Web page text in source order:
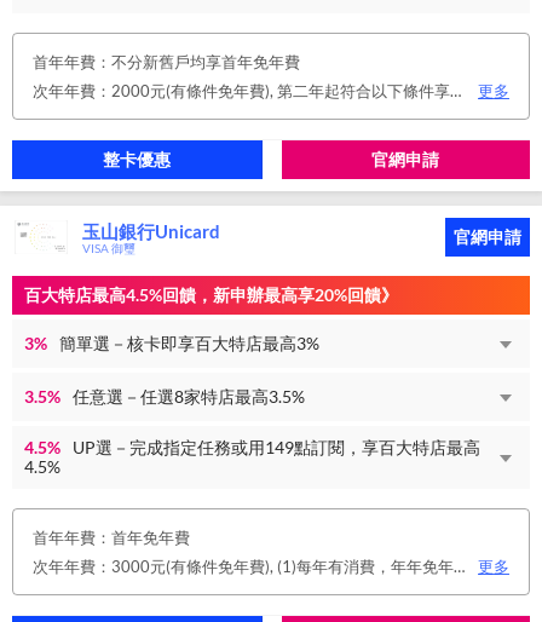
首年年費：不分新舊戶均享首年免年費
次年年費：2000元(有條件免年費), 第二年起符合以下條件享年費優惠辦法 • 使用非紙本帳單(電子帳單或行動帳單)終身免年費 • 前一年消費滿 8 萬或 12 次享次年免年費
更多
整卡優惠 官網申請
玉山銀行Unicard
VISA 御璽
官網申請
百大特店最高4.5%回饋，新申辦最高享20%回饋》
3% 簡單選－核卡即享百大特店最高3%
3.5% 任意選－任選8家特店最高3.5%
4.5%
UP選－完成指定任務或用149點訂閱，享百大特店最高
4.5%
首年年費：首年免年費
次年年費：3000元(有條件免年費), (1)每年有消費，年年免年費。或(2)同時使用玉山帳戶自動扣繳信用卡款及帳單e化期間享免年費優惠。
更多